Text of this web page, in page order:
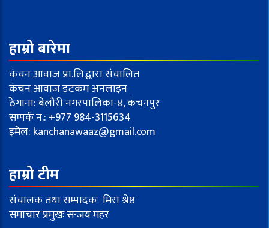
हाम्रो बारेमा
कंचन आवाज प्रा.लि.द्वारा संचालित
कंचन आवाज डटकम अनलाइन
ठेगाना: बेलौरी नगरपालिका-४, कंचनपुर
सम्पर्क न.: +977 984-3115634
इमेल: kanchanawaaz@gmail.com
हाम्रो टीम
संचालक तथा सम्पादकः मिरा श्रेष्ठ
समाचार प्रमुखः सन्जय महर